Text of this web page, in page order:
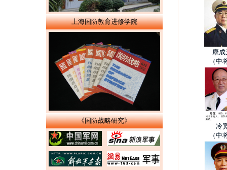
上海国防教育进修学院
《国防战略研究》
康成
（中
冷
（中